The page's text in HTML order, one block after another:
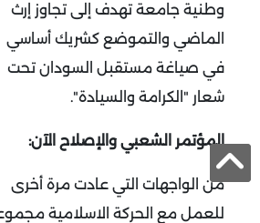
وطنية جامعة تهدف إلى تجاوز إرث
الماضي والتموضع كشريك أساسي
في صياغة مستقبل السودان تحت
شعار "الكرامة والسيادة".
المؤتمر الشعبي والإصلاح الآن:
من الواجهات التي عادت مرة أخرى
للعمل مع الحركة الاسلامية